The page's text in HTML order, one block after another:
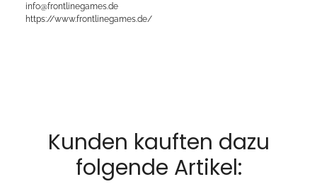
info@frontlinegames.de
https://www.frontlinegames.de/
Kunden kauften dazu
folgende Artikel: